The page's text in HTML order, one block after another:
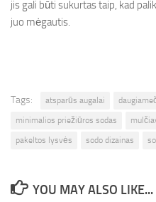
jis gali būti sukurtas taip, kad
juo mėgautis.
Tags: atsparūs augalai
minimalios priežiūros sodas
pakeltos lysvės
sodo dizainas
YOU MAY ALSO LIKE...